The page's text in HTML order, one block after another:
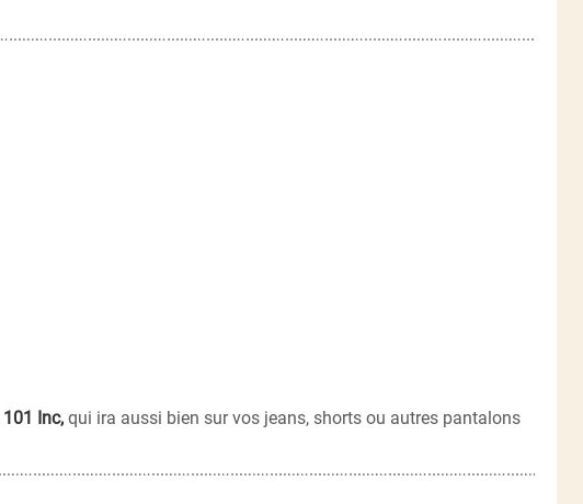
101 Inc, qui ira aussi bien sur vos jeans, shorts ou autres pantalons